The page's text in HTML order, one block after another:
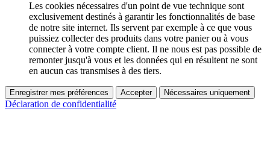
Les cookies nécessaires d'un point de vue technique sont
exclusivement destinés à garantir les fonctionnalités de base
de notre site internet. Ils servent par exemple à ce que vous
puissiez collecter des produits dans votre panier ou à vous
connecter à votre compte client. Il ne nous est pas possible de
remonter jusqu'à vous et les données qui en résultent ne sont
en aucun cas transmises à des tiers.
Enregistrer mes préférences Accepter Nécessaires uniquement
Déclaration de confidentialité